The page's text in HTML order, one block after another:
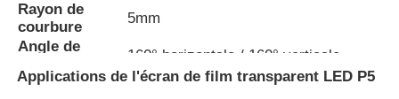
Rayon de
courbure
5mm
Angle de
160° horizontale / 160° verticale
Applications de l'écran de film transparent LED P5